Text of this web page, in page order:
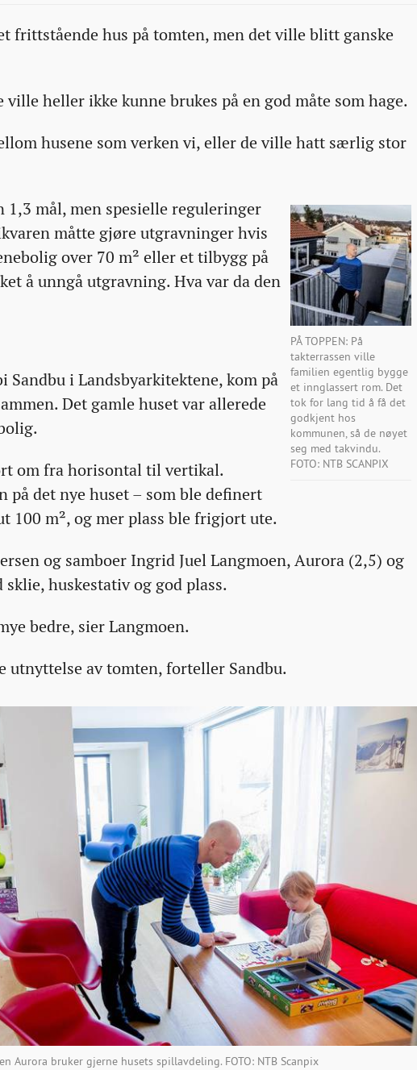
frittstående hus på tomten, men det ville blitt ganske
heller ikke kunne brukes på en god måte som hage.
husene som verken vi, eller de ville hatt særlig stor
PÅ TOPPEN: På
takterrassen ville
familien egentlig bygge
et innglassert rom. Det
tok for lang tid å få det
godkjent hos
kommunen, så de nøyet
seg med takvindu.
FOTO: NTB SCANPIX
1,3 mål, men spesielle reguleringer
måtte gjøre utgravninger hvis
over 70 m² eller et tilbygg på
å unngå utgravning. Hva var da den
Sandbu i Landsbyarkitektene, kom på
Det gamle huset var allerede
om fra horisontal til vertikal.
på det nye huset – som ble definert
100 m², og mer plass ble frigjort ute.
og samboer Ingrid Juel Langmoen, Aurora (2,5) og
huskestativ og god plass.
bedre, sier Langmoen.
utnyttelse av tomten, forteller Sandbu.
Aurora bruker gjerne husets spillavdeling. FOTO: NTB Scanpix